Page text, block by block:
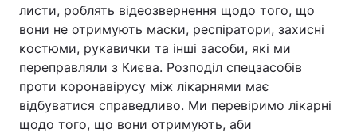
Тема оформлення
листи, роблять відеозвернення щодо того, що
вони не отримують маски, респіратори, захисні
костюми, рукавички та інші засоби, які ми
переправляли з Києва. Розподіл спецзасобів
проти коронавірусу між лікарнями має
відбуватися справедливо. Ми перевіримо лікарні
щодо того, що вони отримують, аби